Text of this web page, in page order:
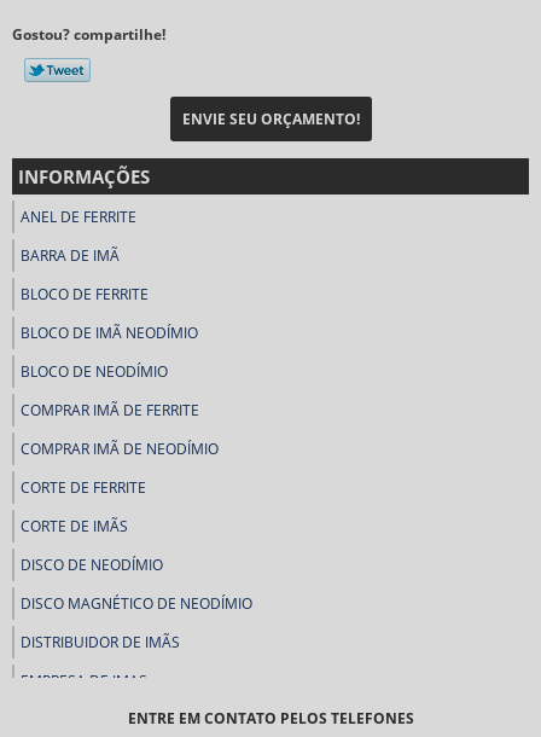
Gostou? compartilhe!
ENVIE SEU ORÇAMENTO!
INFORMAÇÕES
ANEL DE FERRITE
BARRA DE IMÃ
BLOCO DE FERRITE
BLOCO DE IMÃ NEODÍMIO
BLOCO DE NEODÍMIO
COMPRAR IMÃ DE FERRITE
COMPRAR IMÃ DE NEODÍMIO
CORTE DE FERRITE
CORTE DE IMÃS
DISCO DE NEODÍMIO
DISCO MAGNÉTICO DE NEODÍMIO
DISTRIBUIDOR DE IMÃS
EMPRESA DE IMAS
FABRICA DE FERRITEENTRE EM CONTATO PELOS TELEFONES